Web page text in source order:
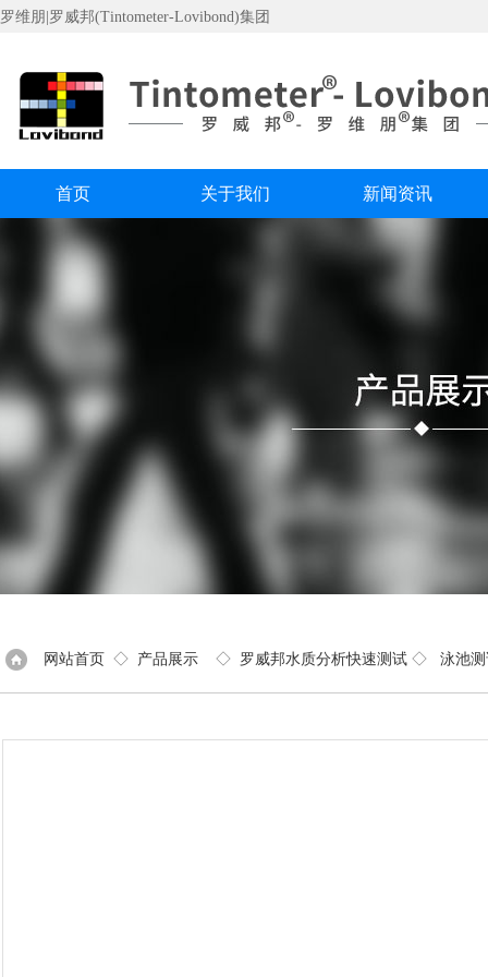
罗维朋|罗威邦(Tintometer-Lovibond)集团
首页 关于我们 新闻资讯
网站首页 ◇ 产品展示 ◇ 罗威邦水质分析快速测试 ◇ 泳池